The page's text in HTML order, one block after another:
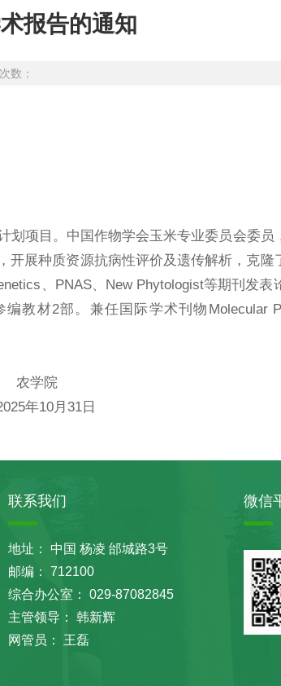
报告的通知
数：
项目。中国作物学会玉米专业委员会委员
展种质资源抗病性评价及遗传解析，克隆
、PNAS、New Phytologist等期刊发表
教材2部。兼任国际学术刊物Molecular
日
联系我们
地址： 中国 杨凌 邰城路3号
邮编： 712100
综合办公室： 029-87082845
主管领导： 韩新辉
网管员： 王磊
微信